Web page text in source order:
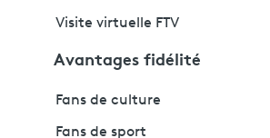
Visite virtuelle FTV
Avantages fidélité
Fans de culture
Fans de sport